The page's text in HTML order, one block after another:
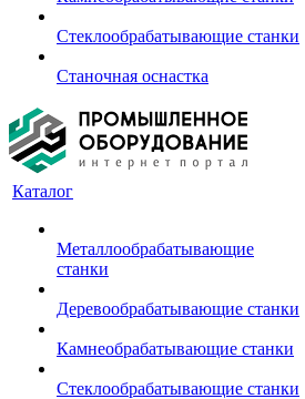
Стеклообрабатывающие станки
Станочная оснастка
Каталог
Металлообрабатывающие
станки
Деревообрабатывающие станки
Камнеобрабатывающие станки
Стеклообрабатывающие станки